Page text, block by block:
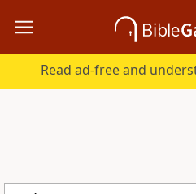
Read ad-free and